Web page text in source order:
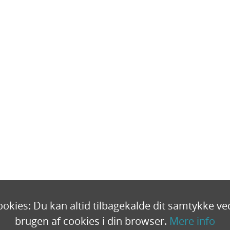
Du kan altid tilbagekalde dit samtykke
brugen af ​​cookies i din browser. Mere info